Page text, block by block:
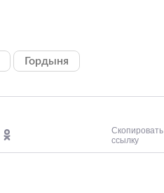
Гордыня
Скопировать
ссылку